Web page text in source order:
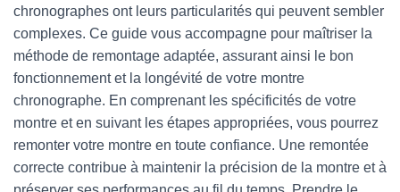
chronographes ont leurs particularités qui peuvent sembler
complexes. Ce guide vous accompagne pour maîtriser la
méthode de remontage adaptée, assurant ainsi le bon
fonctionnement et la longévité de votre montre
chronographe. En comprenant les spécificités de votre
montre et en suivant les étapes appropriées, vous pourrez
remonter votre montre en toute confiance. Une remontée
correcte contribue à maintenir la précision de la montre et à